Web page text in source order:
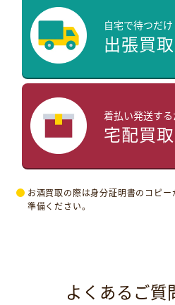
自宅で待つだけ
出張買取
着払い発送する
宅配買取
お酒買取の際は身分証明書のコピ
準備ください。
よくあるご質